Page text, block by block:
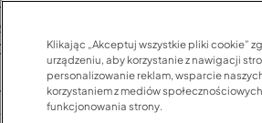
Klikając „Akceptuj wszystkie pliki cookie”
urządzeniu, aby korzystanie z nawigacji
personalizowanie reklam, wsparcie
korzystaniem z mediów
funkcjonowania strony.